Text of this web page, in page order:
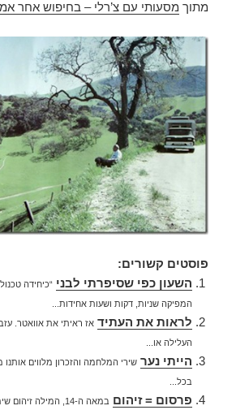
מתוך מסעותי עם צ’רלי – בחיפוש אחר
פוסטים קשורים:
השעון כפי שסיפרתי לבני “כיחידה
המפיקה שניות, דקות ושעות אחידות...
לראות את העתיד אז ראיתי את אוואטר.
העלילה או...
הייתי נער שירי המלחמה והזכרון מלווים
בכל...
פרסום = זיהום
במאה ה-14, המילה